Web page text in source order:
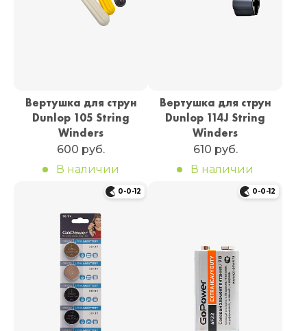
Вертушка для струн
Dunlop 105 String
Winders
600 руб.
В наличии
Вертушка для струн
Dunlop 114J String
Winders
610 руб.
В наличии
0-0-12 0-0-12